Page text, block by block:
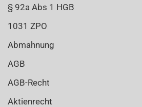
§ 92a Abs 1 HGB
1031 ZPO
Abmahnung
AGB
AGB-Recht
Aktienrecht